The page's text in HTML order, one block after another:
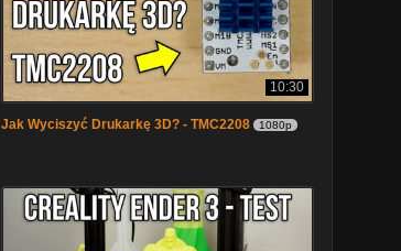
10:30
Jak Wyciszyć Drukarkę 3D? - TMC2208 1080p